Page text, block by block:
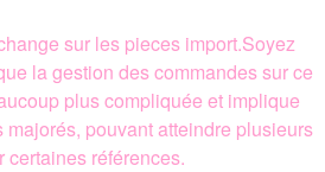
sur les pieces import.Soyez
la gestion des commandes sur ce
plus compliquée et implique
pouvant atteindre plusieurs
certaines références.